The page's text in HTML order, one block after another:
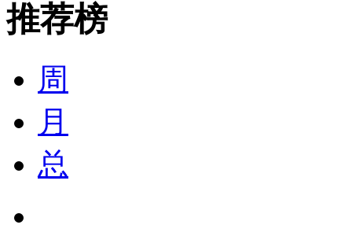
推荐榜
周
月
总